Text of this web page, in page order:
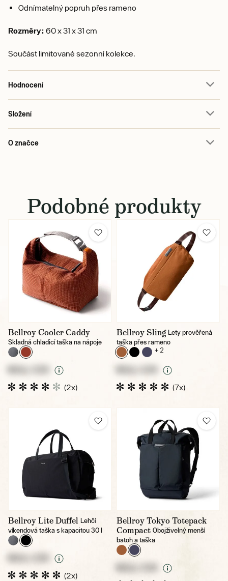
Odnímatelný popruh přes rameno
Rozměry: 60 x 31 x 31 cm
Součást limitované sezonní kolekce.
Hodnocení
Složení
O značce
Podobné produkty
Bellroy Cooler Caddy
Skladná chladicí taška na nápoje
(2x)
Bellroy Sling Lety prověřená
taška přes rameno
+ 2
(7x)
Bellroy Lite Duffel Lehčí
víkendová taška s kapacitou 30 l
(2x)
Bellroy Tokyo Totepack
Compact Obojživelný menší
batoh a taška